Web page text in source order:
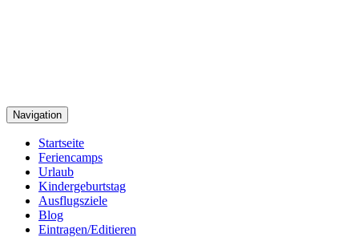
Navigation
Startseite
Feriencamps
Urlaub
Kindergeburtstag
Ausflugsziele
Blog
Eintragen/Editieren